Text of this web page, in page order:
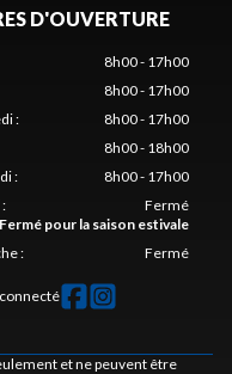
D'OUVERTURE
8h00 - 17h00
8h00 - 17h00
:
8h00 - 17h00
8h00 - 18h00
:
8h00 - 17h00
:
Fermé
Fermé pour la saison estivale
: Fermé
et ne peuvent être